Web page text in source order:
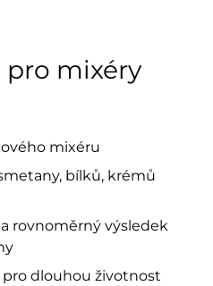
pro mixéry
mixéru
bílků, krémů
rovnoměrný výsledek
dlouhou životnost